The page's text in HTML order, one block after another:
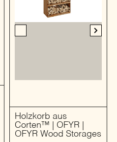
Holzkorb aus
Corten™ | OFYR |
OFYR Wood Storages